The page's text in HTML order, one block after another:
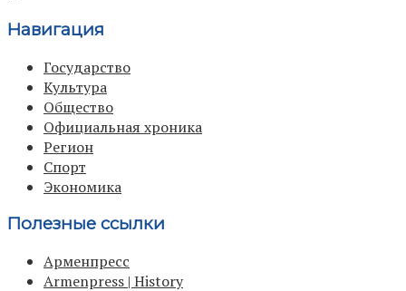
Навигация
Государство
Культура
Общество
Официальная хроника
Регион
Спорт
Экономика
Полезные ссылки
Арменпресс
Armenpress | History